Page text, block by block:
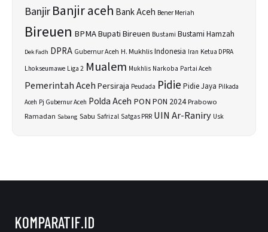
BanjirBanjir aceh Bank Aceh Bener Meriah
Bireuen BPMABupati Bireuen Bustami Bustami Hamzah
Dek Fadh DPRA Gubernur Aceh H. MukhlisIndonesia Iran Ketua DPRA
Lhokseumawe Liga 2 Mualem Mukhlis Narkoba Partai Aceh
Pemerintah AcehPersiraja Peudada Pidie Pidie Jaya Pilkada
Aceh Pj Gubernur Aceh Polda Aceh PON PON 2024Prabowo
Ramadan Sabang Sabu SafrizalSatgas PRR UIN Ar-Raniry Usk
KOMPARATIF.ID